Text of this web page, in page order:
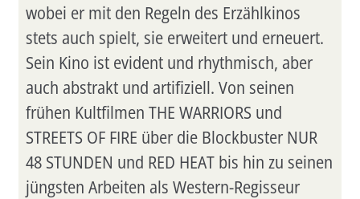
wobei er mit den Regeln des Erzählkinos
stets auch spielt, sie erweitert und erneuert.
Sein Kino ist evident und rhythmisch, aber
auch abstrakt und artifiziell. Von seinen
frühen Kultfilmen THE WARRIORS und
STREETS OF FIRE über die Blockbuster NUR
48 STUNDEN und RED HEAT bis hin zu seinen
jüngsten Arbeiten als Western-Regisseur